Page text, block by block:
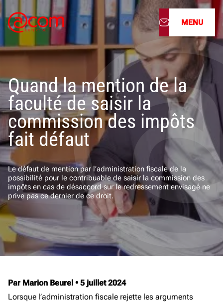
À propos
Nos services
Nos cabinets
Nos filiales
Actualités
Nous rejoindre
MENU
Quand la mention de la
faculté de saisir la
commission des impôts
fait défaut
Le défaut de mention par l’administration fiscale de la
possibilité pour le contribuable de saisir la commission des
impôts en cas de désaccord sur le redressement envisagé ne
prive pas ce dernier de ce droit.
Par Marion Beurel • 5 juillet 2024
Lorsque l’administration fiscale rejette les arguments